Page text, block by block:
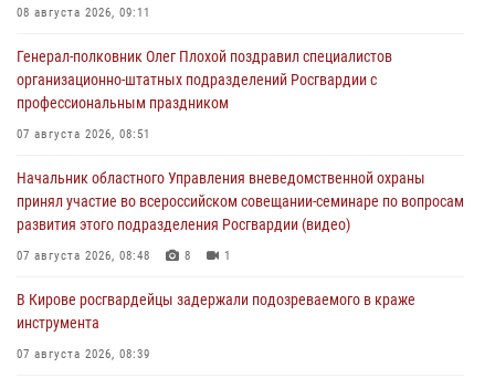
08 августа 2026, 09:11
Генерал-полковник Олег Плохой поздравил специалистов
организационно-штатных подразделений Росгвардии с
профессиональным праздником
07 августа 2026, 08:51
Начальник областного Управления вневедомственной охраны
принял участие во всероссийском совещании-семинаре по вопросам
развития этого подразделения Росгвардии (видео)
07 августа 2026, 08:48 8 1
В Кирове росгвардейцы задержали подозреваемого в краже
инструмента
07 августа 2026, 08:39